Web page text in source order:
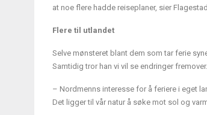
at noe flere hadde reiseplaner, sier
Flere til utlandet
Selve mønsteret blant dem som tar ferie
Samtidig tror han vi vil se endringer fremover.
– Nordmenns interesse for å feriere i eget
Det ligger til vår natur å søke mot sol og